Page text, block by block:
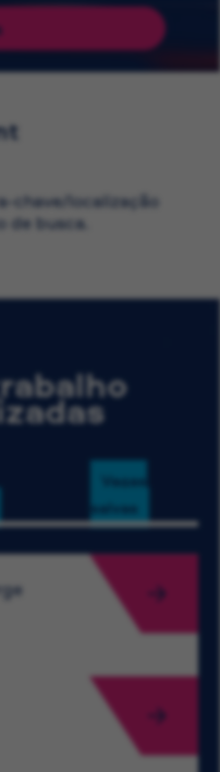
chave/localização
de busca.
Vagas
salvas